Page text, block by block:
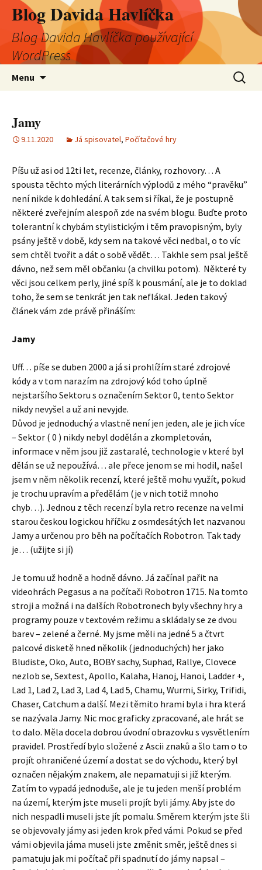
Blog Davida Havlíčka
Blog Davida Havlíčka používající
WordPress
Menu
Jamy
9.11.2020 Já spisovatel, Počítačové hry
Píšu už asi od 12ti let, recenze, články, rozhovory… A
spousta těchto mých literárních výplodů z mého “pravěku”
není nikde k dohledání. A tak sem si říkal, že je postupně
některé zveřejním alespoň zde na svém blogu. Buďte proto
tolerantní k chybám stylistickým i těm pravopisným, byly
psány ještě v době, kdy sem na takové věci nedbal, o to víc
sem chtěl tvořit a dát o sobě vědět… Takhle sem psal ještě
dávno, než sem měl občanku (a chvilku potom). Některé ty
věci jsou celkem perly, jiné spíš k pousmání, ale je to doklad
toho, že sem se tenkrát jen tak neflákal. Jeden takový
článek vám zde právě přináším:
Jamy
Uff… píše se duben 2000 a já si prohlížím staré zdrojové
kódy a v tom narazím na zdrojový kód toho úplně
nejstaršího Sektoru s označením Sektor 0, tento Sektor
nikdy nevyšel a už ani nevyjde.
Důvod je jednoduchý a vlastně není jen jeden, ale je jich více
– Sektor ( 0 ) nikdy nebyl dodělán a zkompletován,
informace v něm jsou již zastaralé, technologie v které byl
dělán se už nepoužívá… ale přece jenom se mi hodil, našel
jsem v něm několik recenzí, které ještě mohu využít, pokud
je trochu upravím a předělám (je v nich totiž mnoho
chyb…). Jednou z těch recenzí byla retro recenze na velmi
starou českou logickou hříčku z osmdesátých let nazvanou
Jamy a určenou pro běh na počítačích Robotron. Tak tady
je… (užijte si jí)
Je tomu už hodně a hodně dávno. Já začínal pařit na
videohrách Pegasus a na počítači Robotron 1715. Na tomto
stroji a možná i na dalších Robotronech byly všechny hry a
programy pouze v textovém režimu a skládaly se ze dvou
barev – zelené a černé. My jsme měli na jedné 5 a čtvrt
palcové disketě hned několik (jednoduchých) her jako
Bludiste, Oko, Auto, BOBY sachy, Suphad, Rallye, Clovece
nezlob se, Sextest, Apollo, Kalaha, Hanoj, Hanoi, Ladder +,
Lad 1, Lad 2, Lad 3, Lad 4, Lad 5, Chamu, Wurmi, Sirky, Trifidi,
Chaser, Catchum a další. Mezi těmito hrami byla i hra která
se nazývala Jamy. Nic moc graficky zpracované, ale hrát se
to dalo. Měla docela dobrou úvodní obrazovku s vysvětlením
pravidel. Prostředí bylo složené z Ascii znaků a šlo tam o to
projít ohraničené území a dostat se do východu, který byl
označen nějakým znakem, ale nepamatuji si již kterým.
Zatím to vypadá jednoduše, ale je tu jeden menší problém
na území, kterým jste museli projít byli jámy. Aby jste do
nich nespadli museli jste jít pomalu. Směrem kterým jste šli
se objevovaly jámy asi jeden krok před vámi. Pokud se před
vámi objevila jáma museli jste změnit směr, ještě dnes si
pamatuju jak mi počítač při spadnutí do jámy napsal –